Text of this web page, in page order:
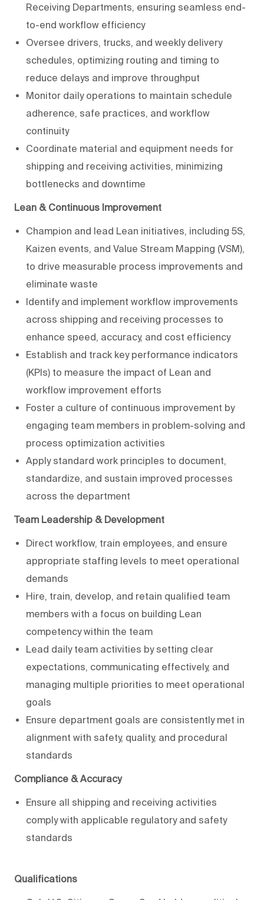
Receiving Departments, ensuring seamless end-
to-end workflow efficiency
Oversee drivers, trucks, and weekly delivery
schedules, optimizing routing and timing to
reduce delays and improve throughput
Monitor daily operations to maintain schedule
adherence, safe practices, and workflow
continuity
Coordinate material and equipment needs for
shipping and receiving activities, minimizing
bottlenecks and downtime
Lean & Continuous Improvement
Champion and lead Lean initiatives, including 5S,
Kaizen events, and Value Stream Mapping (VSM),
to drive measurable process improvements and
eliminate waste
Identify and implement workflow improvements
across shipping and receiving processes to
enhance speed, accuracy, and cost efficiency
Establish and track key performance indicators
(KPIs) to measure the impact of Lean and
workflow improvement efforts
Foster a culture of continuous improvement by
engaging team members in problem-solving and
process optimization activities
Apply standard work principles to document,
standardize, and sustain improved processes
across the department
Team Leadership & Development
Direct workflow, train employees, and ensure
appropriate staffing levels to meet operational
demands
Hire, train, develop, and retain qualified team
members with a focus on building Lean
competency within the team
Lead daily team activities by setting clear
expectations, communicating effectively, and
managing multiple priorities to meet operational
goals
Ensure department goals are consistently met in
alignment with safety, quality, and procedural
standards
Compliance & Accuracy
Ensure all shipping and receiving activities
comply with applicable regulatory and safety
standards
Qualifications